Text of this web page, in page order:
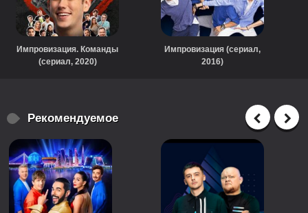
Импровизация. Команды
(сериал, 2020)
Импровизация (сериал,
2016)
Рекомендуемое